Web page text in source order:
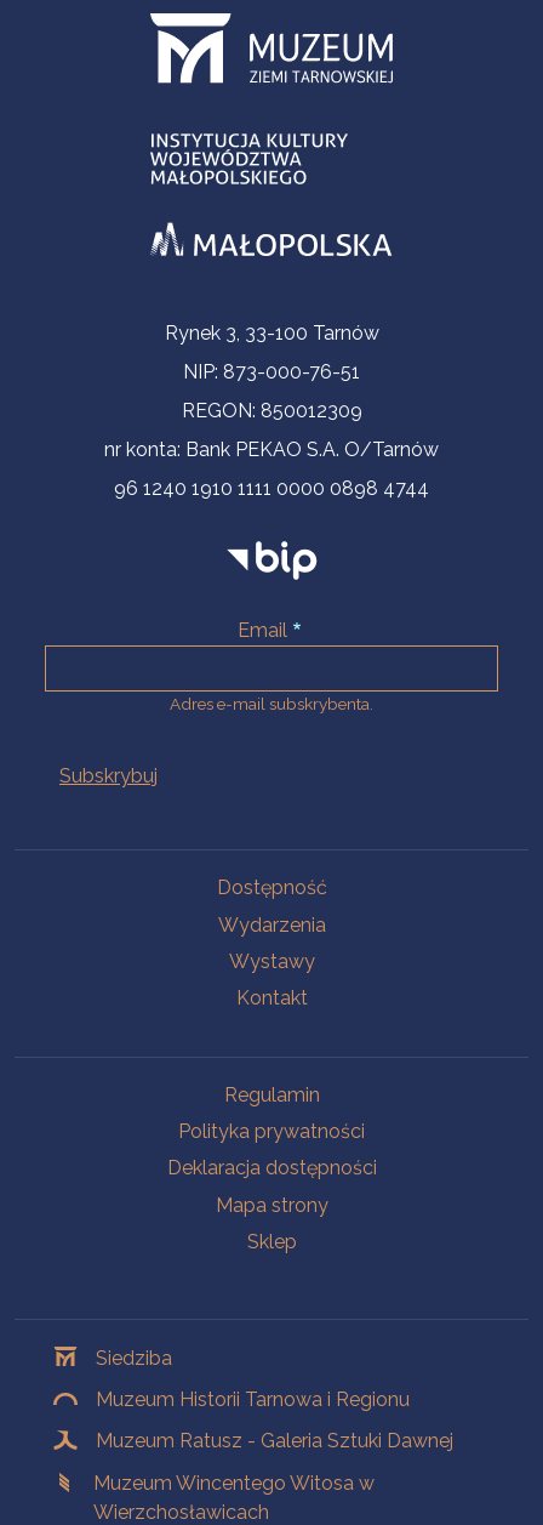
Informacje kontaktoweRynek 3, 33-100 Tarnów
NIP: 873-000-76-51
REGON: 850012309
nr konta: Bank PEKAO S.A. O/Tarnów
96 1240 1910 1111 0000 0898 4744
Email
Adres e-mail subskrybenta.
Dostępność
Wydarzenia
Wystawy
Kontakt
Regulamin
Polityka prywatności
Deklaracja dostępności
Mapa strony
Sklep
Siedziba
Muzeum Historii Tarnowa i Regionu
Muzeum Ratusz - Galeria Sztuki Dawnej
Muzeum Wincentego Witosa w
Wierzchosławicach